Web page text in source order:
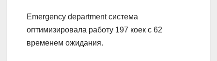
Emergency department система
оптимизировала работу 197 коек с 62
временем ожидания.